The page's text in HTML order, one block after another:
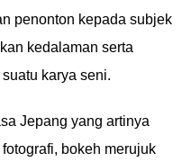
penonton kepada subjek
kedalaman serta
karya seni.
Jepang yang artinya
bokeh merujuk